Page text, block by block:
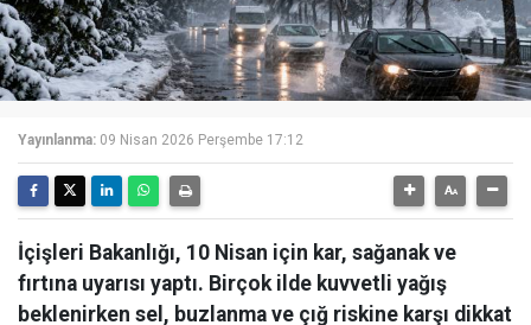
Yayınlanma: 09 Nisan 2026 Perşembe 17:12
İçişleri Bakanlığı, 10 Nisan için kar, sağanak ve
fırtına uyarısı yaptı. Birçok ilde kuvvetli yağış
beklenirken sel, buzlanma ve çığ riskine karşı dikkat